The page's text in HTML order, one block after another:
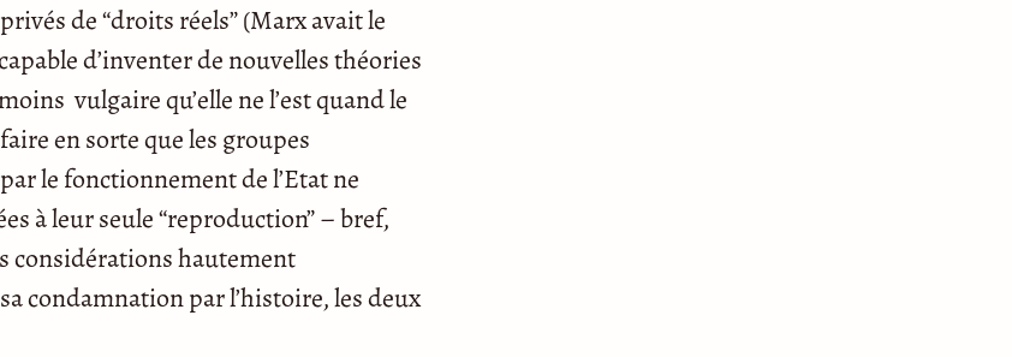
de “droits réels” (Marx avait le
d’inventer de nouvelles théories
vulgaire qu’elle ne l’est quand le
en sorte que les groupes
le fonctionnement de l’Etat ne
à leur seule “reproduction” – bref,
considérations hautement
condamnation par l’histoire, les deux